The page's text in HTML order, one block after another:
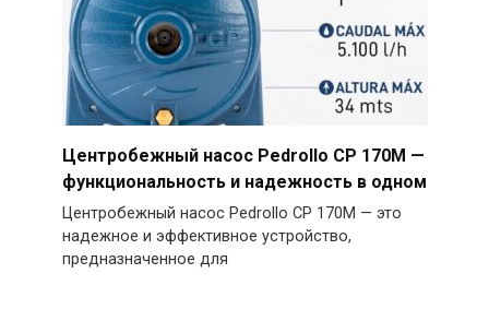
Центробежный насос Pedrollo CP 170M —
функциональность и надежность в одном
Центробежный насос Pedrollo CP 170M — это
надежное и эффективное устройство,
предназначенное для